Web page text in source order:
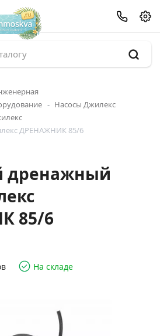
Насосы Джилекс
ДРЕНАЖНИК 85/6
дренажный
85/6
На складе